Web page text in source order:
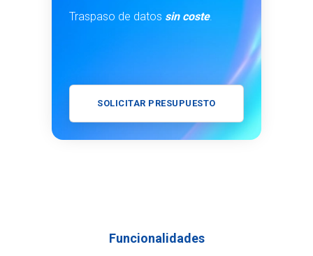
Traspaso de datos sin coste.
SOLICITAR PRESUPUESTO
Funcionalidades